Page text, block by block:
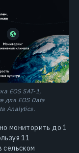
EOS SAT-1,
для EOS Data
Analytics.
мониторить до 1
11
сельском